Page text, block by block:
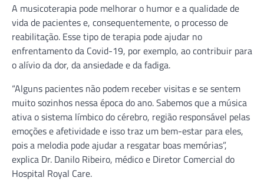
A musicoterapia pode melhorar o humor e a qualidade de
vida de pacientes e, consequentemente, o processo de
reabilitação. Esse tipo de terapia pode ajudar no
enfrentamento da Covid-19, por exemplo, ao contribuir para
o alívio da dor, da ansiedade e da fadiga.
“Alguns pacientes não podem receber visitas e se sentem
muito sozinhos nessa época do ano. Sabemos que a música
ativa o sistema límbico do cérebro, região responsável pelas
emoções e afetividade e isso traz um bem-estar para eles,
pois a melodia pode ajudar a resgatar boas memórias”,
explica Dr. Danilo Ribeiro, médico e Diretor Comercial do
Hospital Royal Care.